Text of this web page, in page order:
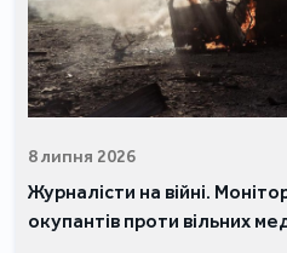
8 липня 2026
Журналісти на війні.
окупантів проти вільних